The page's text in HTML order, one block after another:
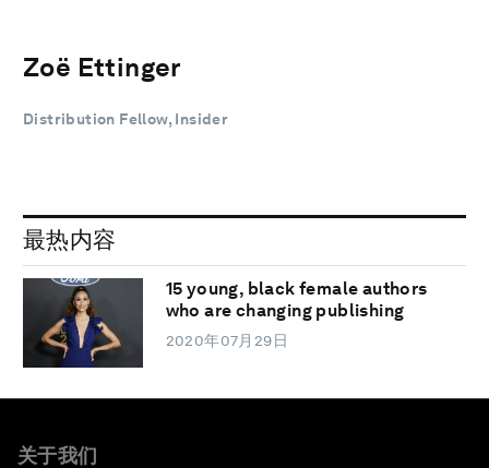
Zoë Ettinger
Distribution Fellow, Insider
最热内容
15 young, black female authors
who are changing publishing
2020年07月29日
关于我们